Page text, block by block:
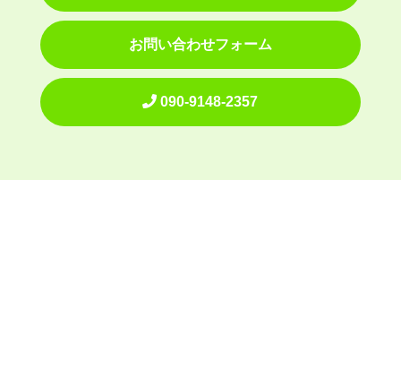
お問い合わせフォーム
090-9148-2357